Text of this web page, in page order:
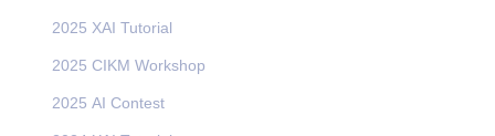
2025 XAI Tutorial
2025 CIKM Workshop
2025 AI Contest